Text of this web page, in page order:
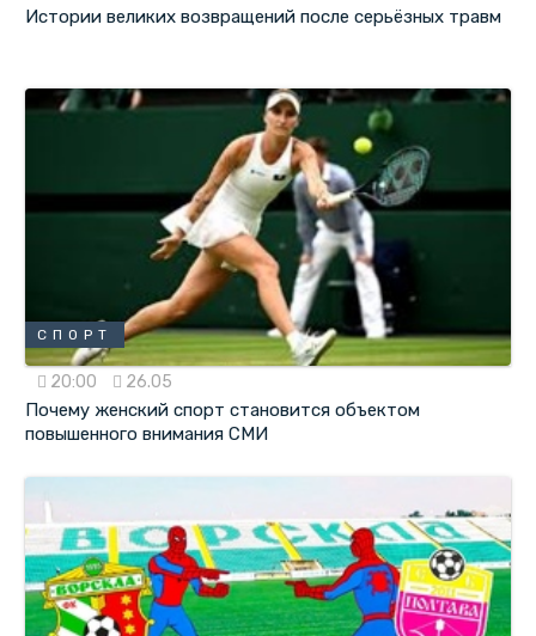
Истории великих возвращений после серьёзных травм
СПОРТ
20:00 26.05
Почему женский спорт становится объектом
повышенного внимания СМИ